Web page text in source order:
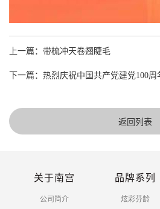
上一篇：带梳冲天卷翘睫毛
下一篇：热烈庆祝中国共产党建党100周
返回列表
关于南宫
公司简介
品牌系列
炫彩芬龄